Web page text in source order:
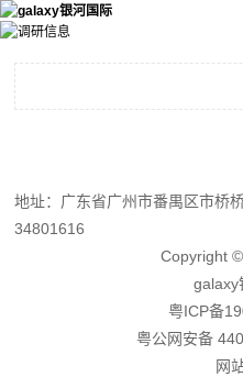
地址：广东省广州市番禺区市桥
34801616
Copyright
galaxy
粤ICP备
粤公网安备
网